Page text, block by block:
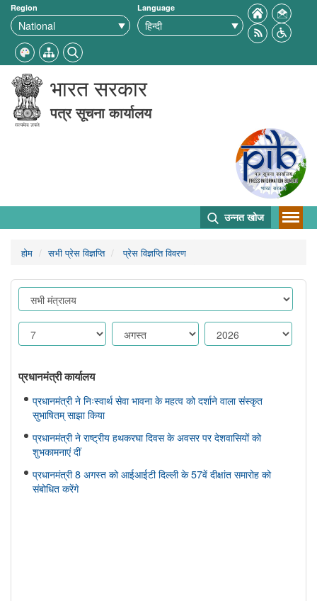
Region Language
भारत सरकार
पत्र सूचना कार्यालय
उन्नत खोज
होम सभी प्रेस विज्ञप्ति प्रेस विज्ञप्ति विवरण
प्रधानमंत्री कार्यालय
प्रधानमंत्री ने निःस्वार्थ सेवा भावना के महत्व को दर्शाने वाला संस्कृत
सुभाषितम् साझा किया
प्रधानमंत्री ने राष्ट्रीय हथकरघा दिवस के अवसर पर देशवासियों को
शुभकामनाएं दीं
प्रधानमंत्री 8 अगस्त को आईआईटी दिल्ली के 57वें दीक्षांत समारोह को
संबोधित करेंगे